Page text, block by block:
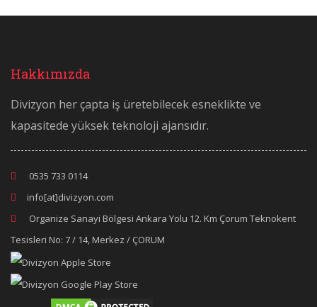
Hakkımızda
Divizyon her çapta iş üretebilecek esneklikte ve
kapasitede yüksek teknoloji ajansıdır.
0535 733 0114
info[at]divizyon.com
Organize Sanayi Bölgesi Ankara Yolu 12. Km Çorum Teknokent
Tesisleri No: 7 / 14, Merkez / ÇORUM